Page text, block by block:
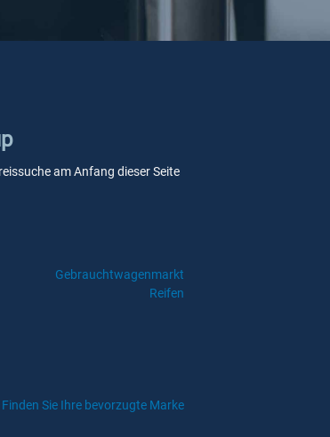
am Anfang dieser Seite
Gebrauchtwagenmarkt
Reifen
Finden Sie Ihre bevorzugte Marke